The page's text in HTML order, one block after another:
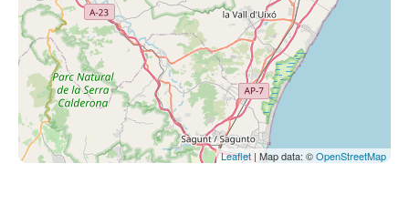
Leaflet| Map data: ©OpenStreetMap